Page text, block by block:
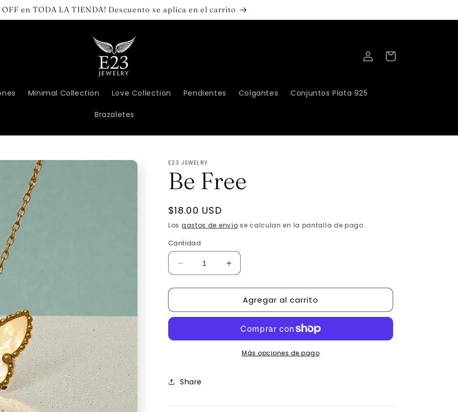
OFF en TODA LA TIENDA! Descuento se aplica en el carrito
Minimal Collection Love Collection Pendientes Colgantes Conjuntos Plata 925
Brazaletes
Iniciar
sesión
Carrito
E23 JEWELRY
Be Free
Precio
habitual
$18.00 USD
Los gastos de envío se calculan en la pantalla de pago.
Cantidad
Reducir
cantidad
para
Free
Aumentar
cantidad
para
Free
Agregar al carrito
Más opciones de pago
Share